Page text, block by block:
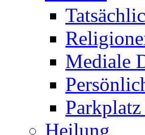
Mediale
Heilung